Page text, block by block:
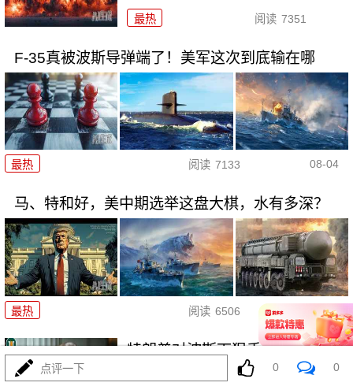
最热 阅读 7351
F-35真被波斯导弹端了！美军这次到底输在哪
最热 阅读 7133 08-04
马、特和好，美中期选举这盘大棋，水有多深？
最热 阅读 6506 08-04
特朗普对波斯下狠手，为何在黎
点评一下 0 0